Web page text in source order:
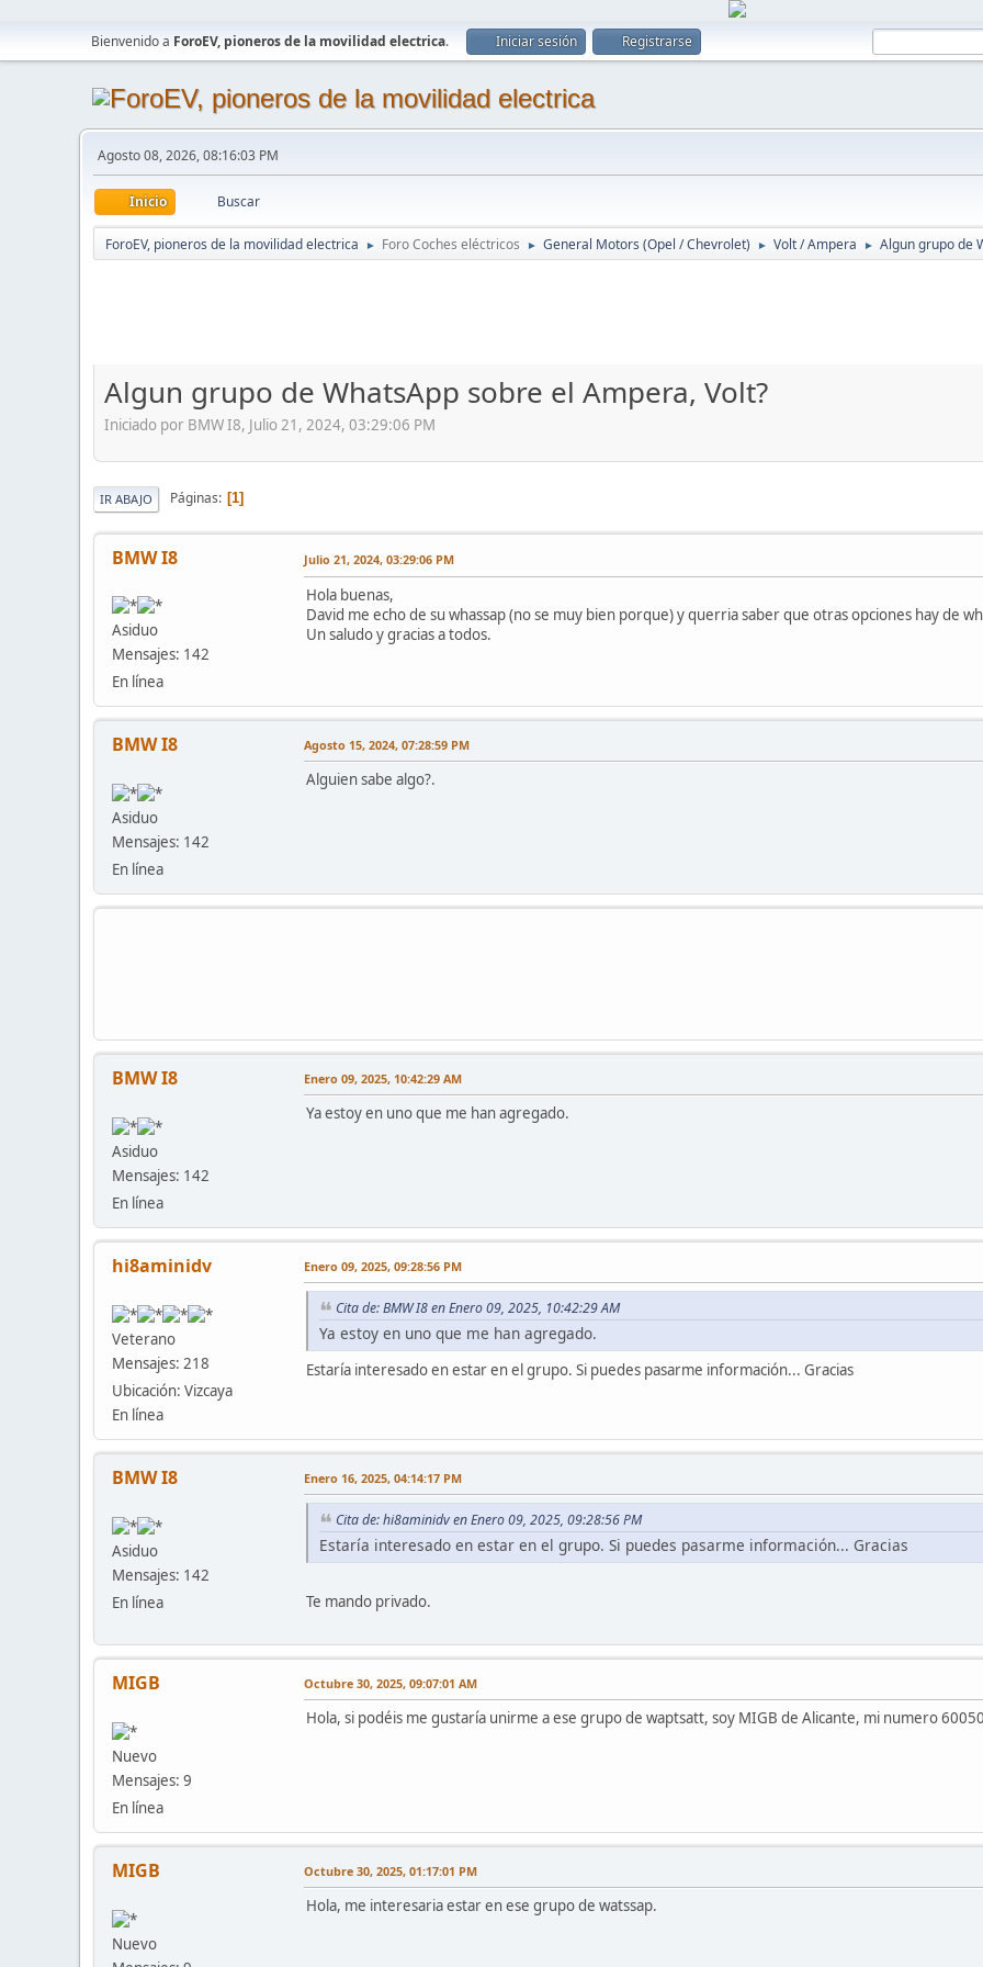
Bienvenido a ForoEV, pioneros de la movilidad electrica. Iniciar sesión Registrarse
Agosto 08, 2026, 08:16:03 PM
Inicio Buscar
ForoEV, pioneros de la movilidad electrica ► Foro Coches eléctricos ► General Motors (Opel / Chevrolet) ► Volt / Ampera ► Algun grupo de
Algun grupo de WhatsApp sobre el Ampera, Volt?
Iniciado por BMW I8, Julio 21, 2024, 03:29:06 PM
IR ABAJO Páginas 1
BMW I8
Asiduo
Mensajes: 142
En línea
Julio 21, 2024, 03:29:06 PM
Hola buenas,
David me echo de su whassap (no se muy bien porque) y querria saber que otras opciones hay de
Un saludo y gracias a todos.
BMW I8
Asiduo
Mensajes: 142
En línea
Agosto 15, 2024, 07:28:59 PM
Alguien sabe algo?.
BMW I8
Asiduo
Mensajes: 142
En línea
Enero 09, 2025, 10:42:29 AM
Ya estoy en uno que me han agregado.
hi8aminidv
Veterano
Mensajes: 218
Ubicación: Vizcaya
En línea
Enero 09, 2025, 09:28:56 PM
Cita de: BMW I8 en Enero 09, 2025, 10:42:29 AM
Ya estoy en uno que me han agregado.
Estaría interesado en estar en el grupo. Si puedes pasarme información... Gracias
BMW I8
Asiduo
Mensajes: 142
En línea
Enero 16, 2025, 04:14:17 PM
Cita de: hi8aminidv en Enero 09, 2025, 09:28:56 PM
Estaría interesado en estar en el grupo. Si puedes pasarme información... Gracias
Te mando privado.
MIGB
Nuevo
Mensajes: 9
En línea
Octubre 30, 2025, 09:07:01 AM
Hola, si podéis me gustaría unirme a ese grupo de waptsatt, soy MIGB de Alicante, mi numero
MIGB
Nuevo
Octubre 30, 2025, 01:17:01 PM
Hola, me interesaria estar en ese grupo de watssap.